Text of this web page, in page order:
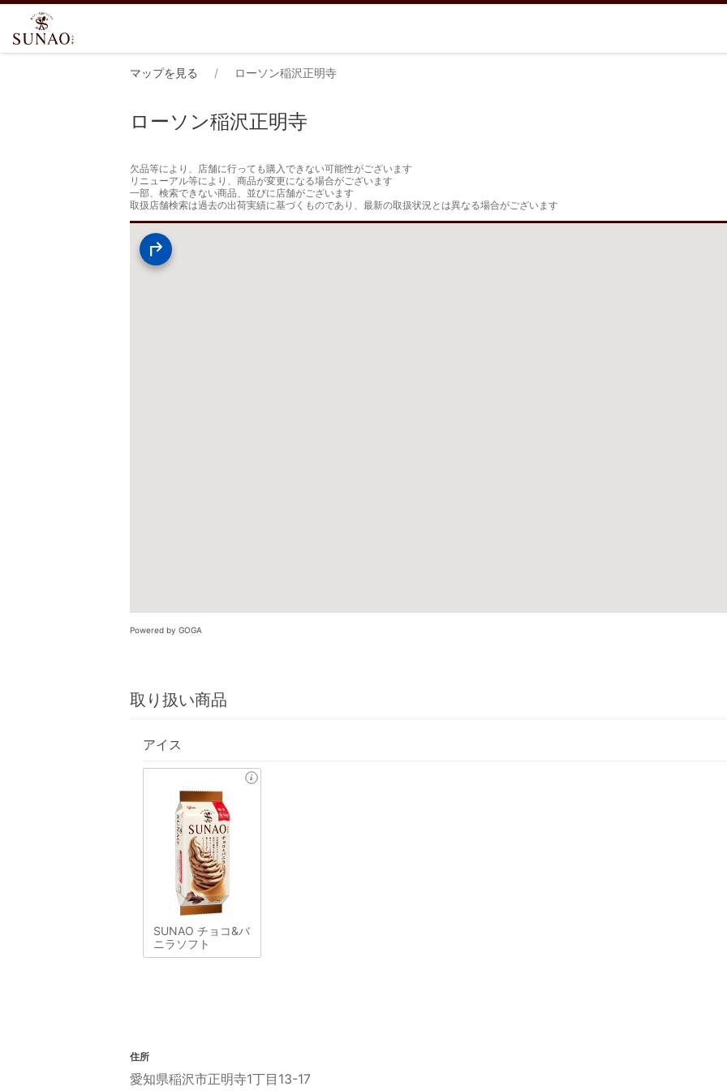
マップを見る ローソン稲沢正明寺
ローソン稲沢正明寺
欠品等により、店舗に行っても購入できない可能性がございます
リニューアル等により、商品が変更になる場合がございます
一部、検索できない商品、並びに店舗がございます
取扱店舗検索は過去の出荷実績に基づくものであり、最新の取扱状況とは異なる場合がございます
Powered by GOGA
取り扱い商品
アイス
SUNAO チョコ&バ
ニラソフト
住所
愛知県稲沢市正明寺1丁目13-17